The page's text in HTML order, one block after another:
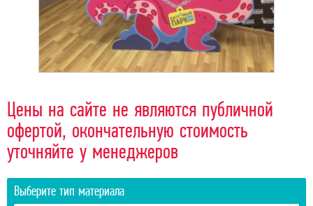
Цены на сайте не являются публичной
офертой, окончательную стоимость
уточняйте у менеджеров
Выберите тип материала